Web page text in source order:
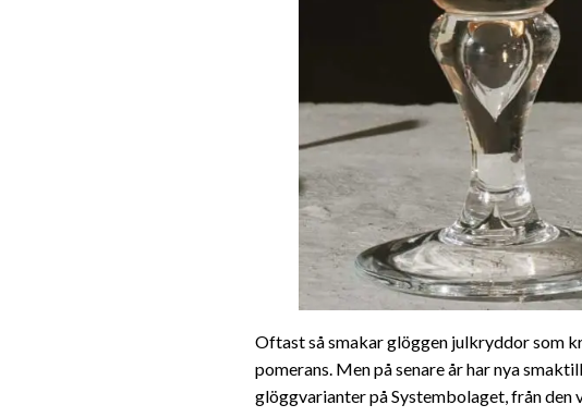
Oftast så smakar glöggen julkryddor som
pomerans. Men på senare år har nya
glöggvarianter på Systembolaget, från